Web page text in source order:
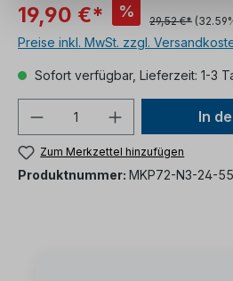
19,90 €* %
29,52 €*
Preise inkl. MwSt. zzgl.
Sofort verfügbar, Lieferzeit: 1-3
In
Zum Merkzettel hinzufügen
Produktnummer: MKP72-N3-24-55